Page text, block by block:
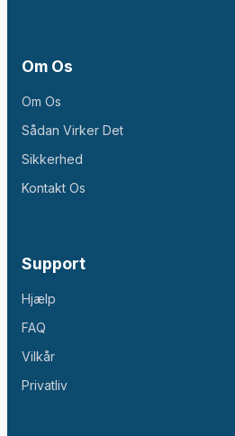
Om Os
Om Os
Sådan Virker Det
Sikkerhed
Kontakt Os
Support
Hjælp
FAQ
Vilkår
Privatliv